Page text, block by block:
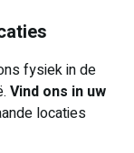
fysiek in de
Vind ons in uw
locaties